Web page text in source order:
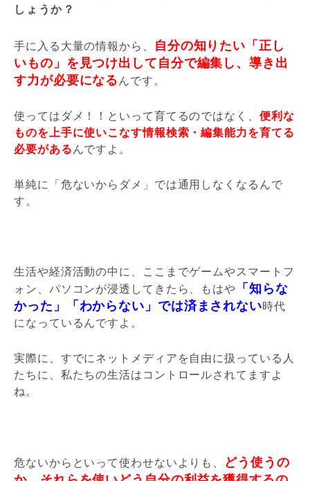
しょうか？
手に入る大量の情報から、
自分の知りたい「正し
いもの」を見つけ出して自分で編集し、導き出
す力が必要になる んです。
使ってはダメ！！といって育てるのではなく、 便利な
ものを上手に使いこなす情報検索・編集能力を育てる
必要がある んですよ。
単純に「危ないからダメ」では通用しなくなるんで
す。
生活や経済活動の中に、ここまでゲームやスマートフ
ォン、パソコンが浸透してきたら、もはや
「知らな
かった」「わからない」では済まされない時代
になっているんですよ。
実際に、すでにネットメディアを自由に扱っている人
たちに、私たちの生活はコントロールされてますよ
ね。
危ないからといって使わせないよりも、
どう使うの